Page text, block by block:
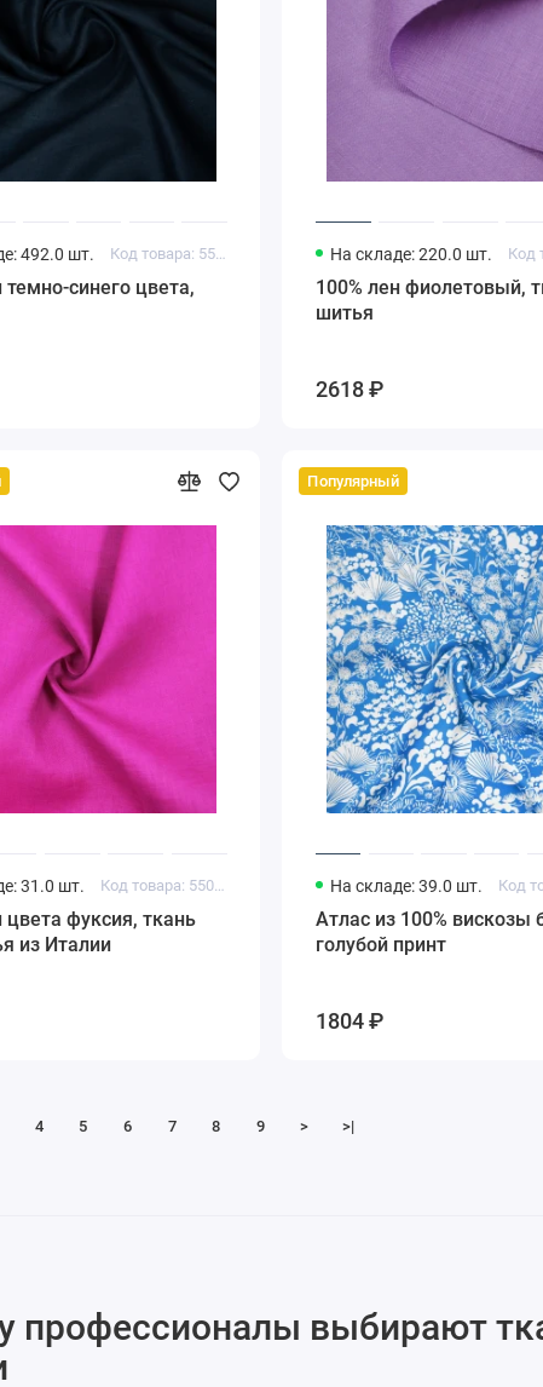
492.0 шт. Код товара: 55043686
темно-синего цвета,
На складе: 220.0 шт.
100% лен фиолетовый,
шитья
2618 ₽
31.0 шт. Код товара: 55012005
цвета фуксия, ткань
из Италии
Популярный
На складе: 39.0 шт.
Атлас из 100% вискозы
голубой принт
1804 ₽
4 5 6 7 8 9 > >|
профессионалы выбирают